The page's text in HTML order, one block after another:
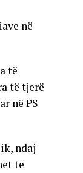
në
të
të tjerë
në PS
ndaj
te